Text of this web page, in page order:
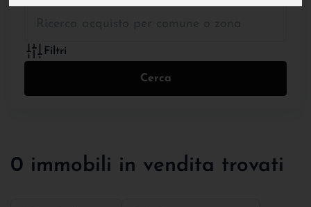
Filtri
Cerca
0 immobili in vendita trovati